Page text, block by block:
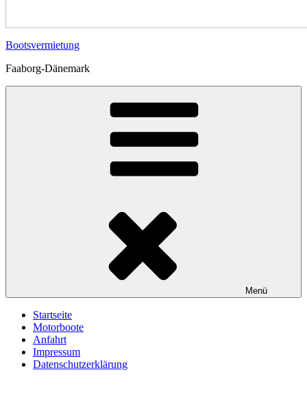
Bootsvermietung
Faaborg-Dänemark
Menü
Startseite
Motorboote
Anfahrt
Impressum
Datenschutzerklärung